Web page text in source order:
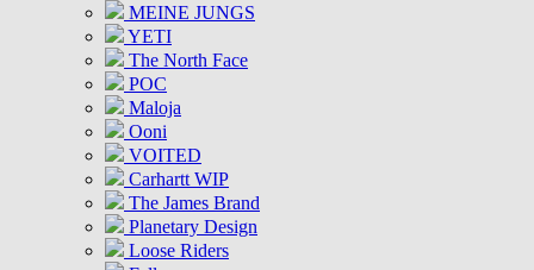
MEINE JUNGS
YETI
The North Face
POC
Maloja
Ooni
VOITED
Carhartt WIP
The James Brand
Planetary Design
Loose Riders